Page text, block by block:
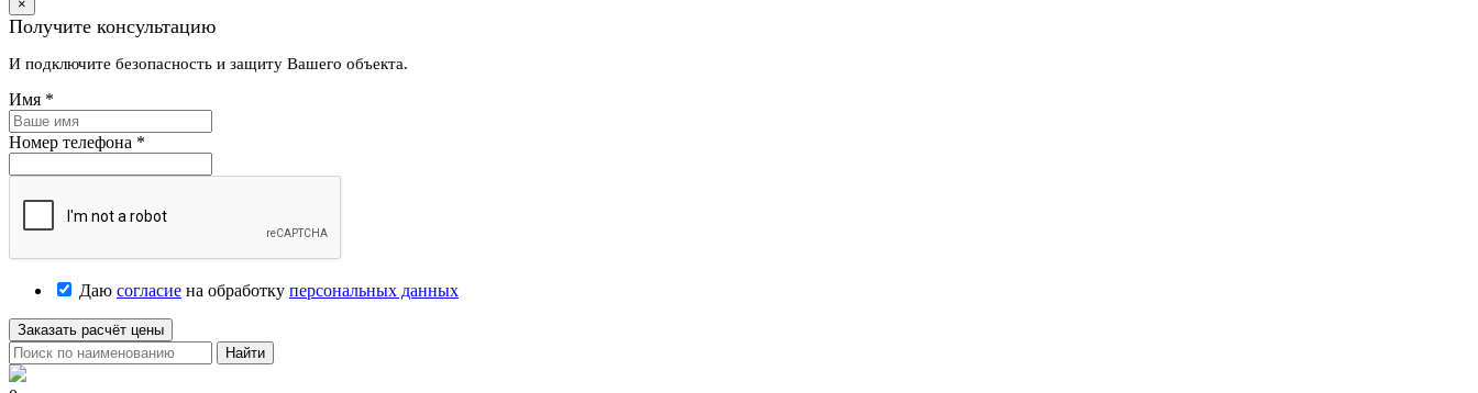
×
Получите консультацию
И подключите безопасность и защиту Вашего объекта.
Имя *
Номер телефона *
Даю согласие на обработку персональных данных
Заказать расчёт цены
Найти